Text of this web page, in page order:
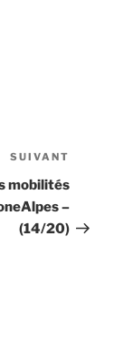
suivant
SUIVANT
mobilités
–
(14/20)